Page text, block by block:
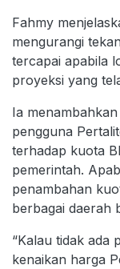
Fahmy
mengurangi
tercapai apabila
proyeksi yang
Ia
pengguna
terhadap kuota
pemerintah.
penambahan
berbagai daerah
“Kalau tidak ada
kenaikan harga